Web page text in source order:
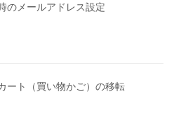
のメールアドレス設定
ート（買い物かご）の移転